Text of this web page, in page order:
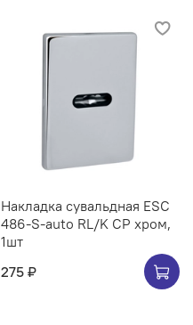
Накладка сувальдная ESC
486-S-auto RL/K CP хром,
1шт
275 ₽